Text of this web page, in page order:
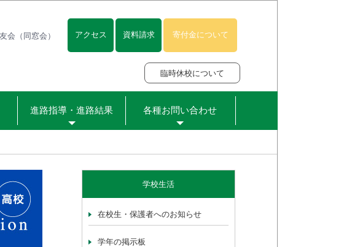
会（同窓会） アクセス 資料請求 寄付金について
臨時休校について
進路指導・進路結果 各種お問い合わせ
学校生活
在校生・保護者へのお知らせ
学年の掲示板